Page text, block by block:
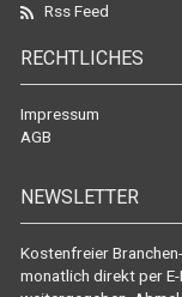
Rss Feed
RECHTLICHES
Impressum
AGB
NEWSLETTER
Kostenfreier
monatlich direkt per